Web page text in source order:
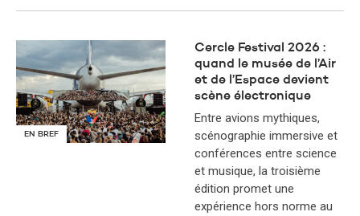
EN BREF
Cercle Festival 2026 :
quand le musée de l’Air
et de l’Espace devient
scène électronique
Entre avions mythiques,
scénographie immersive et
conférences entre science
et musique, la troisième
édition promet une
expérience hors norme au